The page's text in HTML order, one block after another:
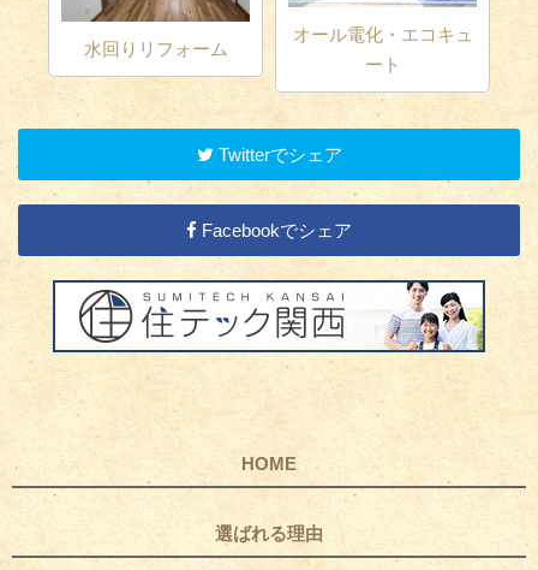
ート
外壁塗装・屋根工事
Twitterでシェア
Facebookでシェア
HOME
選ばれる理由